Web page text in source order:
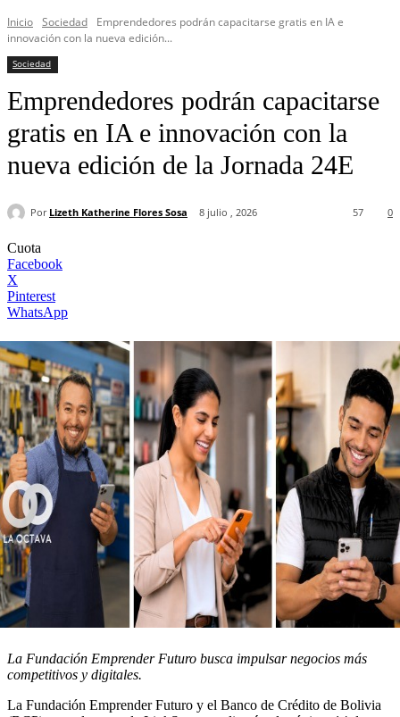
Inicio Sociedad
Emprendedores podrán capacitarse gratis en IA e
innovación con la nueva edición...
Sociedad
Emprendedores podrán capacitarse
gratis en IA e innovación con la
nueva edición de la Jornada 24E
Por Lizeth Katherine Flores Sosa 8 julio , 2026 0
57
Cuota
Facebook
X
Pinterest
WhatsApp
La Fundación Emprender Futuro busca impulsar negocios más
competitivos y digitales.
La Fundación Emprender Futuro y el Banco de Crédito de Bolivia